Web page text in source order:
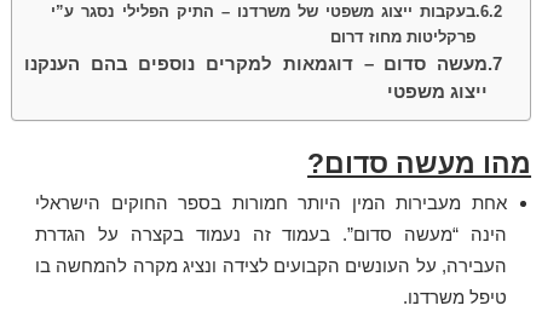
בעקבות ייצוג משפטי של משרדנו – התיק הפלילי נסגר ע”י
פרקליטות מחוז דרום
מעשה סדום – דוגמאות למקרים נוספים בהם הענקנו
ייצוג משפטי
מהו מעשה סדום?
אחת מעבירות המין היותר חמורות בספר החוקים הישראלי
הינה “מעשה סדום”. בעמוד זה נעמוד בקצרה על הגדרת
העבירה, על העונשים הקבועים לצידה ונציג מקרה להמחשה בו
טיפל משרדנו.